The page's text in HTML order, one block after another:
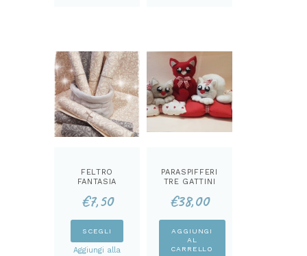
FELTRO
FANTASIA
MM 3
€7,50
SCEGLI
Aggiungi alla
PARASPIFFERI
TRE GATTINI
€38,00
AGGIUNGI
AL
CARRELLO